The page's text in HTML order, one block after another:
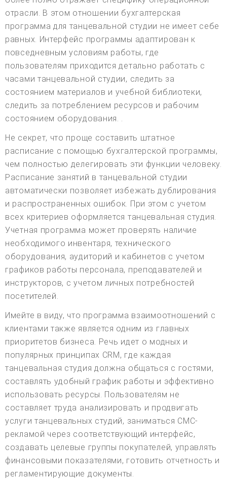
отрасли. В этом отношении бухгалтерская
программа для танцевальной студии не имеет себе
равных. Интерфейс программы адаптирован к
повседневным условиям работы, где
пользователям приходится детально работать с
часами танцевальной студии, следить за
состоянием материалов и учебной библиотеки,
следить за потреблением ресурсов и рабочим
состоянием оборудования. .
Не секрет, что проще составить штатное
расписание с помощью бухгалтерской программы,
чем полностью делегировать эти функции человеку.
Расписание занятий в танцевальной студии
автоматически позволяет избежать дублирования
и распространенных ошибок. При этом с учетом
всех критериев оформляется танцевальная студия.
Учетная программа может проверять наличие
необходимого инвентаря, технического
оборудования, аудиторий и кабинетов с учетом
графиков работы персонала, преподавателей и
инструкторов, с учетом личных потребностей
посетителей.
Имейте в виду, что программа взаимоотношений с
клиентами также является одним из главных
приоритетов бизнеса. Речь идет о модных и
популярных принципах CRM, где каждая
танцевальная студия должна общаться с гостями,
составлять удобный график работы и эффективно
использовать ресурсы. Пользователям не
составляет труда анализировать и продвигать
услуги танцевальных студий, заниматься СМС-
рекламой через соответствующий интерфейс,
создавать целевые группы покупателей, управлять
финансовыми показателями, готовить отчетность и
регламентирующие документы.